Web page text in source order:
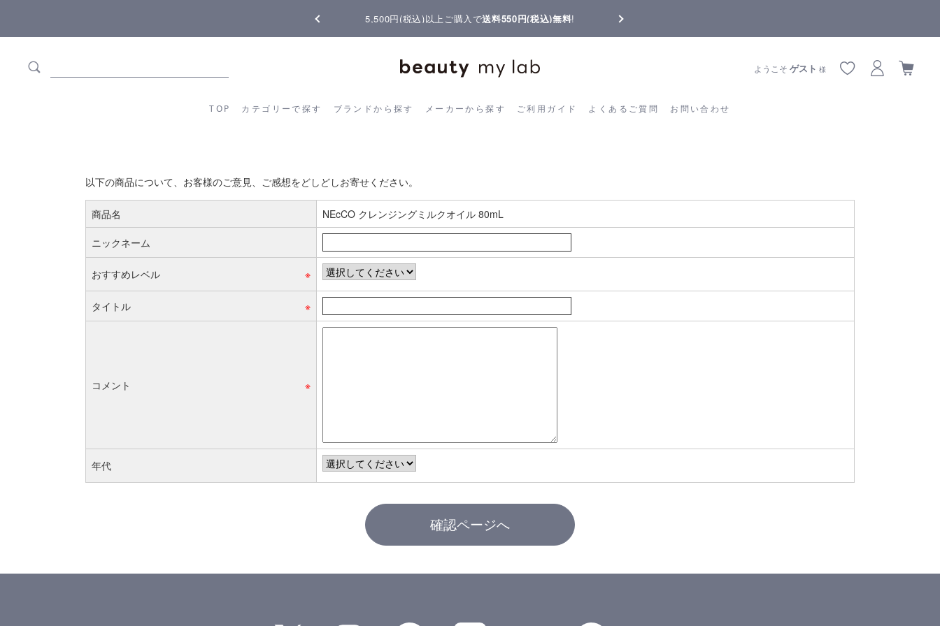
5,500円(税込)以上ご購入で送料550円(税込)無料!
TOP カテゴリーで探す ブランドから探す メーカーから探す ご利用ガイド よくあるご質問 お問い合わせ
ようこそゲスト 様
カテゴリーから探す ブランドから探す メーカーから探す ご利用ガイド よくあるご質問
以下の商品について、お客様のご意見、ご感想をどしどしお寄せください。
商品名 NEcCO クレンジングミルクオイル 80mL
ニックネーム
おすすめレベル ※
タイトル ※
コメント ※
年代